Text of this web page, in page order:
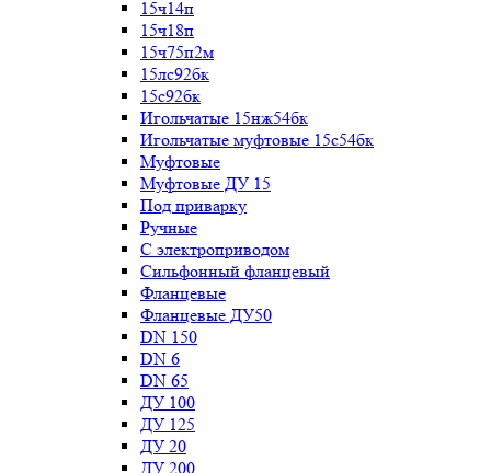
15ч14п
15ч18п
15ч75п2м
15лс92бк
15с92бк
Игольчатые 15нж54бк
Игольчатые муфтовые 15с54бк
Муфтовые
Муфтовые ДУ 15
Под приварку
Ручные
С электроприводом
Сильфонный фланцевый
Фланцевые
Фланцевые ДУ50
DN 150
DN 6
DN 65
ДУ 100
ДУ 125
ДУ 20
ДУ 200